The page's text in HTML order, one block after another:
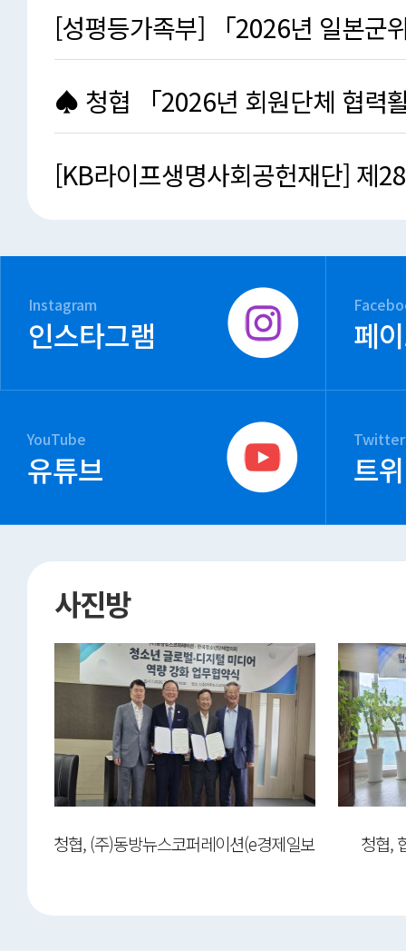
[성평등가족부] 「2026년 일본군
♠ 청협 「2026년 회원단체 협력
[KB라이프생명사회공헌재단] 제
Instagram
인스타그램 페
YouTube
유튜브
Twitter
트
사진방
청협, (주)동방뉴스코퍼레이션(e경제일보
청협,